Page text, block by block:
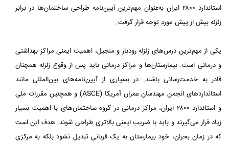
استاندارد ۲۸۰۰ ایران به‌عنوان مهم‌ترین آیین‌نامه طراحی ساختمان‌ها در برابر
زلزله بیش از پیش مورد توجه قرار گرفت.
یکی از مهم‌ترین درس‌های زلزله رودبار و منجیل، اهمیت ایمنی مراکز بهداشتی
و درمانی است. بیمارستان‌ها و مراکز درمانی باید پس از وقوع زلزله همچنان
قادر به خدمت‌رسانی باشند. در بسیاری از آیین‌نامه‌های بین‌المللی مانند
استانداردهای انجمن مهندسان عمران آمریکا (ASCE) و همچنین مقررات ملی
و استاندارد ۲۸۰۰ ایران، مراکز درمانی در گروه ساختمان‌های با اهمیت بسیار
زیاد قرار می‌گیرند و باید با ضریب ایمنی بالاتری طراحی شوند. هدف این است
که در زمان بحران، خود بیمارستان به یک قربانی تبدیل نشود بلکه به مرکزی